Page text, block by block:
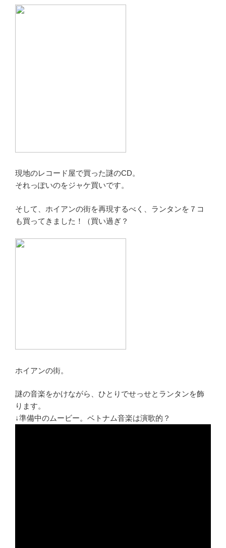
現地のレコード屋で買った謎のCD。
それっぽいのをジャケ買いです。
そして、ホイアンの街を再現するべく、ランタンを７コ
も買ってきました！（買い過ぎ？
ホイアンの街。
謎の音楽をかけながら、ひとりでせっせとランタンを飾
ります。
↓準備中のムービー。ベトナム音楽は演歌的？